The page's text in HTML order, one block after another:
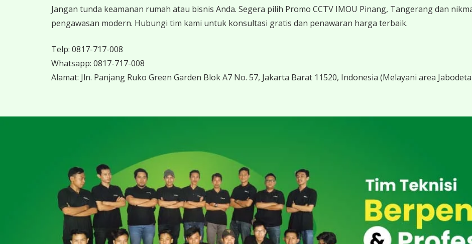
Jangan tunda keamanan rumah atau bisnis Anda. Segera pilih Promo CCTV IMOU Pinang, Tangerang dan
pengawasan modern. Hubungi tim kami untuk konsultasi gratis dan penawaran harga terbaik.
Telp: 0817-717-008
Whatsapp: 0817-717-008
Alamat: Jln. Panjang Ruko Green Garden Blok A7 No. 57, Jakarta Barat 11520, Indonesia (Melayani area